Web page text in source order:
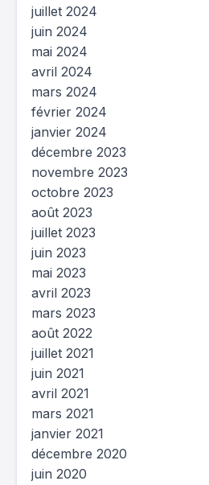
juillet 2024
juin 2024
mai 2024
avril 2024
mars 2024
février 2024
janvier 2024
décembre 2023
novembre 2023
octobre 2023
août 2023
juillet 2023
juin 2023
mai 2023
avril 2023
mars 2023
août 2022
juillet 2021
juin 2021
avril 2021
mars 2021
janvier 2021
décembre 2020
juin 2020